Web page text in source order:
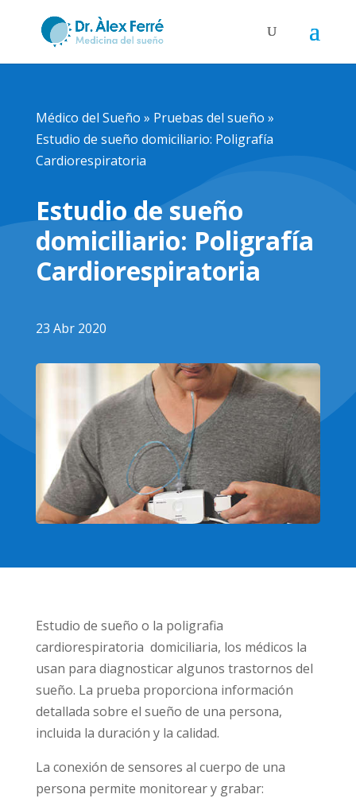
Médico del Sueño » Pruebas del sueño »
Estudio de sueño domiciliario: Poligrafía
Cardiorespiratoria
Estudio de sueño
domiciliario: Poligrafía
Cardiorespiratoria
23 Abr 2020
Estudio de sueño o la poligrafia
cardiorespiratoria domiciliaria, los médicos la
usan para diagnosticar algunos trastornos del
sueño. La prueba proporciona información
detallada sobre el sueño de una persona,
incluida la duración y la calidad.
La conexión de sensores al cuerpo de una
persona permite monitorear y grabar: